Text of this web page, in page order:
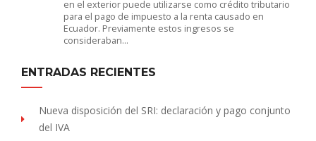
en el exterior puede utilizarse como crédito tributario
para el pago de impuesto a la renta causado en
Ecuador. Previamente estos ingresos se
consideraban…
ENTRADAS RECIENTES
Nueva disposición del SRI: declaración y pago conjunto
del IVA